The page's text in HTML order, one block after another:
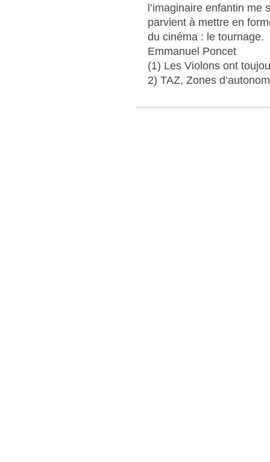
l’imaginaire enfantin me
parvient à mettre en
du cinéma : le tournage.
Emmanuel Poncet
(1) Les Violons ont
2) TAZ, Zones